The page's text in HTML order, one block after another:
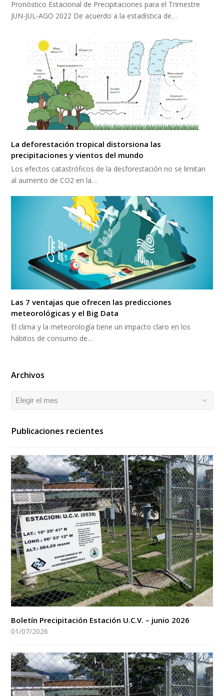
Pronóstico Estacional de Precipitaciones para el Trimestre
JUN-JUL-AGO 2022 De acuerdo a la estadística de…
La deforestación tropical distorsiona las
precipitaciones y vientos del mundo
Los efectos catastróficos de la desforestación no se limitan
al aumento de CO2 en la…
Las 7 ventajas que ofrecen las predicciones
meteorológicas y el Big Data
El clima y la meteorología tiene un impacto claro en los
hábitos de consumo de…
Archivos
Archivos
Publicaciones recientes
Boletín Precipitación Estación U.C.V. – junio 2026
01/07/2026